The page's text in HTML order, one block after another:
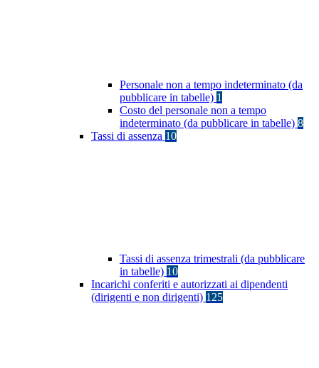
Personale non a tempo indeterminato (da
pubblicare in tabelle) 1
Costo del personale non a tempo
indeterminato (da pubblicare in tabelle) 8
Tassi di assenza 10
Tassi di assenza trimestrali (da pubblicare
in tabelle) 10
Incarichi conferiti e autorizzati ai dipendenti
(dirigenti e non dirigenti) 125